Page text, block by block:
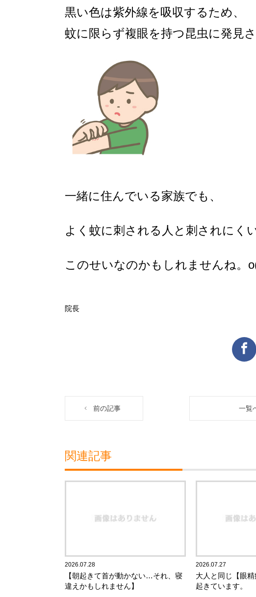
黒い色は紫外線を吸収するため、
蚊に限らず複眼を持つ昆虫に発見
一緒に住んでいる家族でも、
よく蚊に刺される人と刺されにく
このせいなのかもしれませんね。
院長
前の記事 一覧
関連記事
2026.07.28
【朝起きて首が動かない…それ、寝
違えかもしれません】
2026.07.27
大人と同じ【眼
起きています。